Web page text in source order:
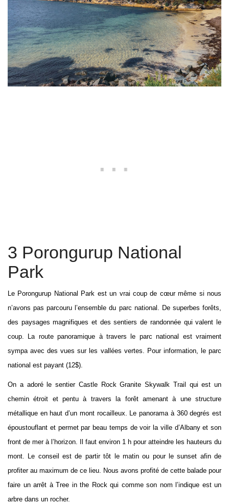
3 Porongurup National
Park
Le Porongurup National Park est un vrai coup de cœur même si nous
n’avons pas parcouru l’ensemble du parc national. De superbes forêts,
des paysages magnifiques et des sentiers de randonnée qui valent le
coup. La route panoramique à travers le parc national est vraiment
sympa avec des vues sur les vallées vertes. Pour information, le parc
national est payant (12$).
On a adoré le sentier Castle Rock Granite Skywalk Trail qui est un
chemin étroit et pentu à travers la forêt amenant à une structure
métallique en haut d’un mont rocailleux. Le panorama à 360 degrés est
époustouflant et permet par beau temps de voir la ville d’Albany et son
front de mer à l’horizon. Il faut environ 1 h pour atteindre les hauteurs du
mont. Le conseil est de partir tôt le matin ou pour le sunset afin de
profiter au maximum de ce lieu. Nous avons profité de cette balade pour
faire un arrêt à Tree in the Rock qui comme son nom l’indique est un
arbre dans un rocher.